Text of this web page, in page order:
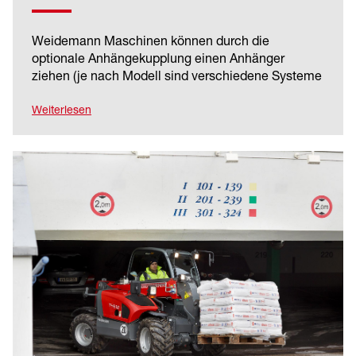
Weidemann Maschinen können durch die
optionale Anhängekupplung einen Anhänger
ziehen (je nach Modell sind verschiedene Systeme
Maschine und bietet mehr Flexibilität, da kein
Weiterlesen